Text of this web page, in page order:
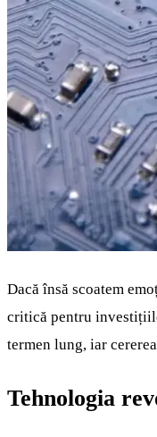
Dacă însă scoatem
critică pentru
termen lung, iar
Tehnologia